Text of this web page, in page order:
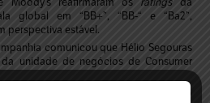
global em “BB+”, “BB-“ e “Ba2”,
perspectiva estável.
comunicou que Hélio Segouras
unidade de negócios de Consumer